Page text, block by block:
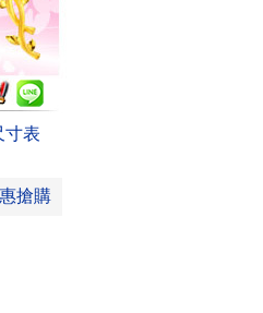
寸表
搶購